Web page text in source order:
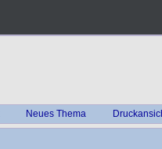
Neues Thema